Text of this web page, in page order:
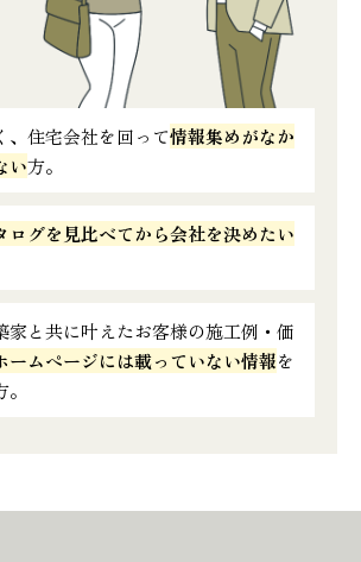
、住宅会社を回って情報集めがなか
い方。
ログを見比べてから会社を決めたい
家と共に叶えたお客様の施工例・価
ームページには載っていない情報を